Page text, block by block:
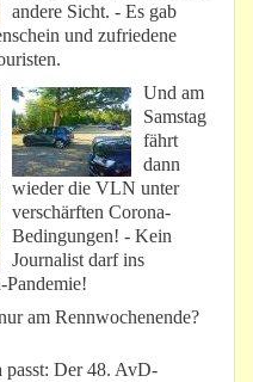
andere Sicht. - Es gab
und zufriedene
Und am
Samstag
fährt
dann
wieder die VLN unter
verschärften Corona-
Bedingungen! - Kein
Journalist darf ins
Pandemie!
am Rennwochenende?
passt: Der 48. AvD-